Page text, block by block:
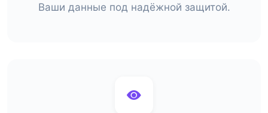
Ваши данные под надёжной защитой.